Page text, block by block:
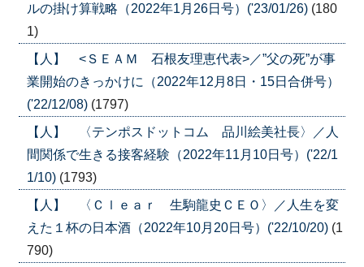
ルの掛け算戦略（2022年1月26日号）('23/01/26) (180
1)
【人】 <ＳＥＡＭ 石根友理恵代表>／”父の死”が事
業開始のきっかけに（2022年12月8日・15日合併号）
('22/12/08) (1797)
【人】 〈テンポスドットコム 品川絵美社長〉／人
間関係で生きる接客経験（2022年11月10日号）('22/1
1/10) (1793)
【人】 〈Ｃｌｅａｒ 生駒龍史ＣＥＯ〉／人生を変
えた１杯の日本酒（2022年10月20日号）('22/10/20) (1
790)